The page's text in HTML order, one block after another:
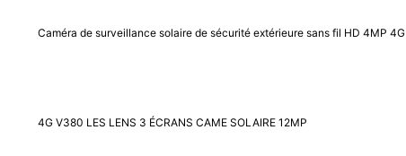
Caméra de surveillance solaire de sécurité extérieure sans fil HD 4MP 4G
4G V380 LES LENS 3 ÉCRANS CAME SOLAIRE 12MP